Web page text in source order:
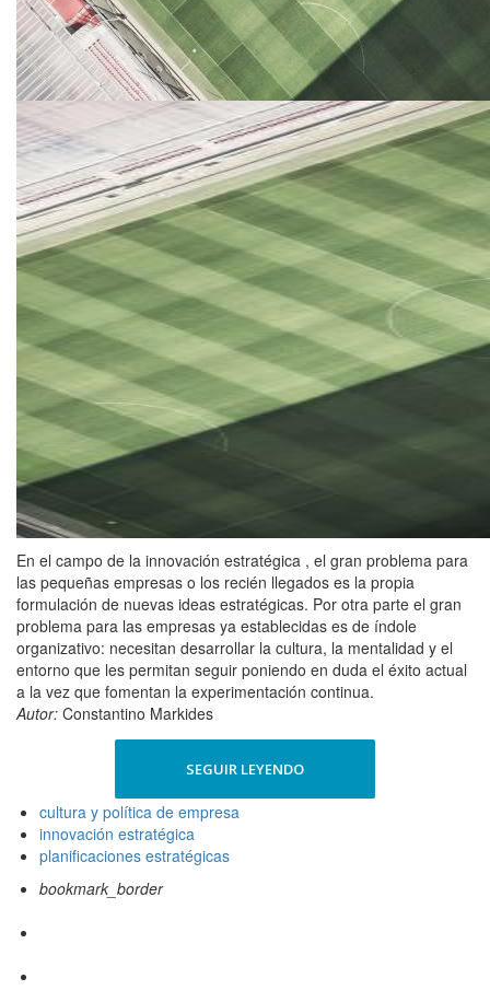
En el campo de la innovación estratégica , el gran problema para
las pequeñas empresas o los recién llegados es la propia
formulación de nuevas ideas estratégicas. Por otra parte el gran
problema para las empresas ya establecidas es de índole
organizativo: necesitan desarrollar la cultura, la mentalidad y el
entorno que les permitan seguir poniendo en duda el éxito actual
a la vez que fomentan la experimentación continua.
Autor: Constantino Markides
SEGUIR LEYENDO
cultura y política de empresa
innovación estratégica
planificaciones estratégicas
bookmark_border